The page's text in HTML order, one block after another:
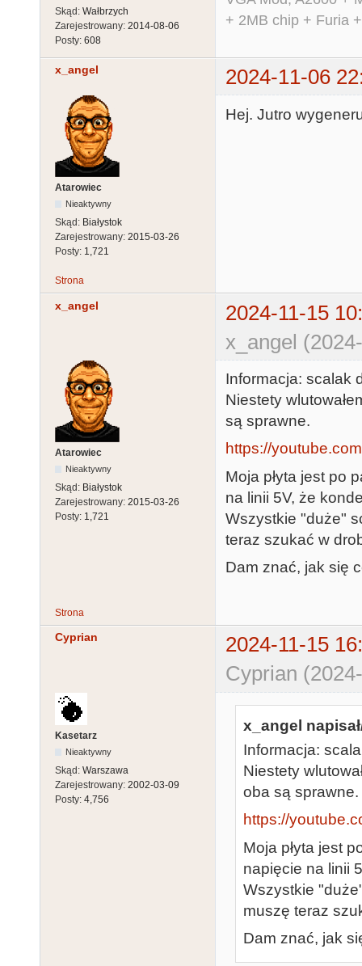
Skąd: Wałbrzych
Zarejestrowany: 2014-08-06
Posty: 608
+ 2MB chip + Furia
x_angel 2024-11-06
Atarowiec
Nieaktywny
Skąd: Białystok
Zarejestrowany: 2015-03-26
Posty: 1,721
Hej. Jutro
Strona
x_angel
2024-11-15
x_angel
Atarowiec
Nieaktywny
Skąd: Białystok
Zarejestrowany: 2015-03-26
Posty: 1,721
Informacja: scalak
Niestety
są sprawne.
https://
Moja płyta jest po
na linii 5V, że
Wszystkie "duże"
teraz szukać w
Dam znać, jak się
Strona
Cyprian
2024-11-15
Cyprian
Kasetarz
Nieaktywny
Skąd: Warszawa
Zarejestrowany: 2002-03-09
Posty: 4,756
x_angel
Informacja:
Niestety
oba są sprawne.
https://
Moja płyta jest
napięcie na linii
Wszystkie
muszę teraz
Dam znać, jak